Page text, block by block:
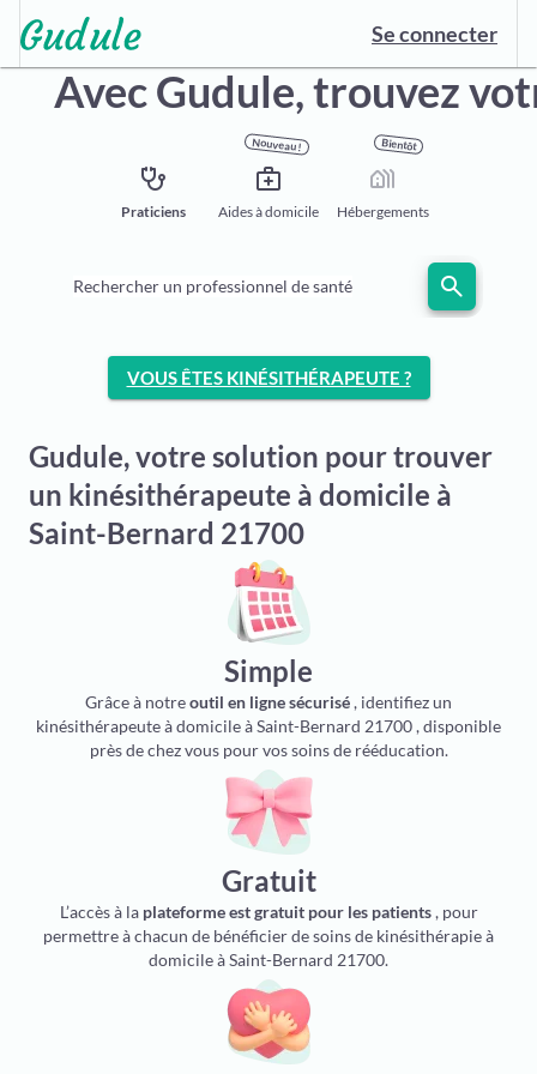
Se connecter
Avec Gudule,trouvez
stethoscope
Praticiens
Nouveau !
medical_services
Aides à domicile
Bientôt
holiday_village
Hébergements
Rechercher un professionnel de santé search
VOUS ÊTES KINÉSITHÉRAPEUTE ?
Gudule, votre solution pour trouver
un kinésithérapeute à domicile à
Saint-Bernard 21700
Simple
Grâce à notreoutil en ligne sécurisé, identifiez un
kinésithérapeute à domicile à Saint-Bernard 21700 , disponible
près de chez vous pour vos soins de rééducation.
Gratuit
L’accès à la plateforme est gratuit pour les patients, pour
permettre à chacun de bénéficier de soins de kinésithérapie à
domicile à Saint-Bernard 21700.